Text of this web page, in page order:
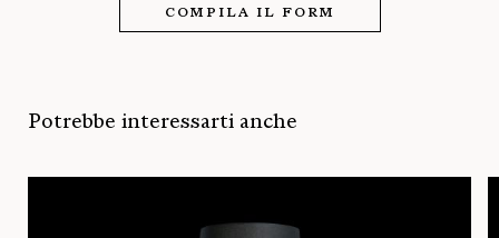
COMPILA IL FORM
Potrebbe interessarti anche